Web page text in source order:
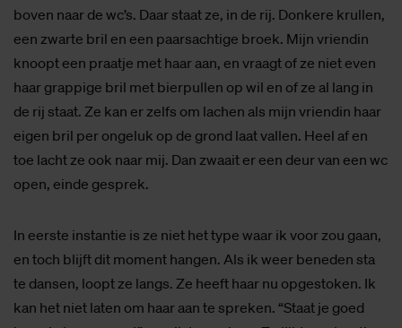
boven naar de wc’s. Daar staat ze, in de rij. Donkere krullen,
een zwarte bril en een paarsachtige broek. Mijn vriendin
knoopt een praatje met haar aan, en vraagt of ze niet even
haar grappige bril met bierpullen op wil en of ze al lang in
de rij staat. Ze kan er zelfs om lachen als mijn vriendin haar
eigen bril per ongeluk op de grond laat vallen. Heel af en
toe lacht ze ook naar mij. Dan zwaait er een deur van een wc
open, einde gesprek.
In eerste instantie is ze niet het type waar ik voor zou gaan,
en toch blijft dit moment hangen. Als ik weer beneden sta
te dansen, loopt ze langs. Ze heeft haar nu opgestoken. Ik
kan het niet laten om haar aan te spreken. “Staat je goed